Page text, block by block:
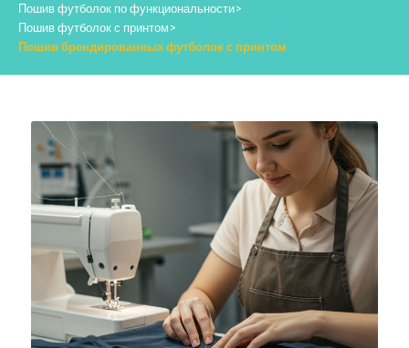
Пошив футболок по функциональности>
Пошив футболок с принтом>
Пошив брендированных футболок с принтом